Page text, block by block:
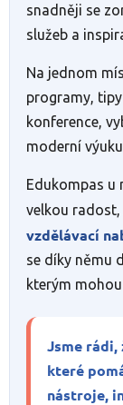
snadněji se
služeb a
Na jednom
programy,
konference,
moderní
Edukompas u
velkou radost,
vzdělávací
se díky němu
kterým
Jsme rádi,
které
nástroje,